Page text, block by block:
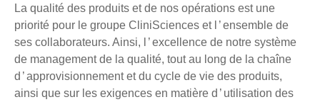
La qualité des produits et de nos opérations est une
priorité pour le groupe CliniSciences et l ’ ensemble de
ses collaborateurs. Ainsi, l ’ excellence de notre système
de management de la qualité, tout au long de la chaîne
d ’ approvisionnement et du cycle de vie des produits,
ainsi que sur les exigences en matière d ’ utilisation des